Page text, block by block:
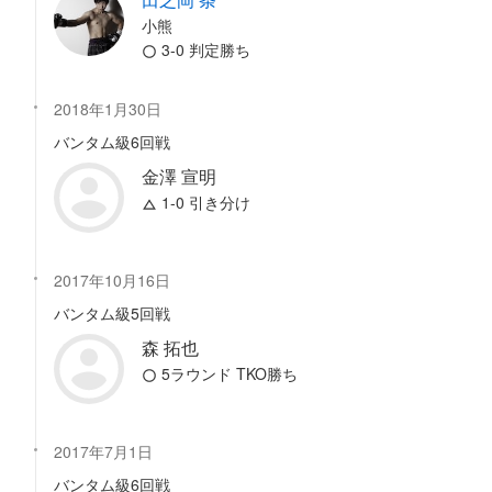
小熊
3-0 判定勝ち
2018年1月30日
バンタム級6回戦
金澤 宣明
1-0 引き分け
2017年10月16日
バンタム級5回戦
森 拓也
5ラウンド TKO勝ち
2017年7月1日
バンタム級6回戦